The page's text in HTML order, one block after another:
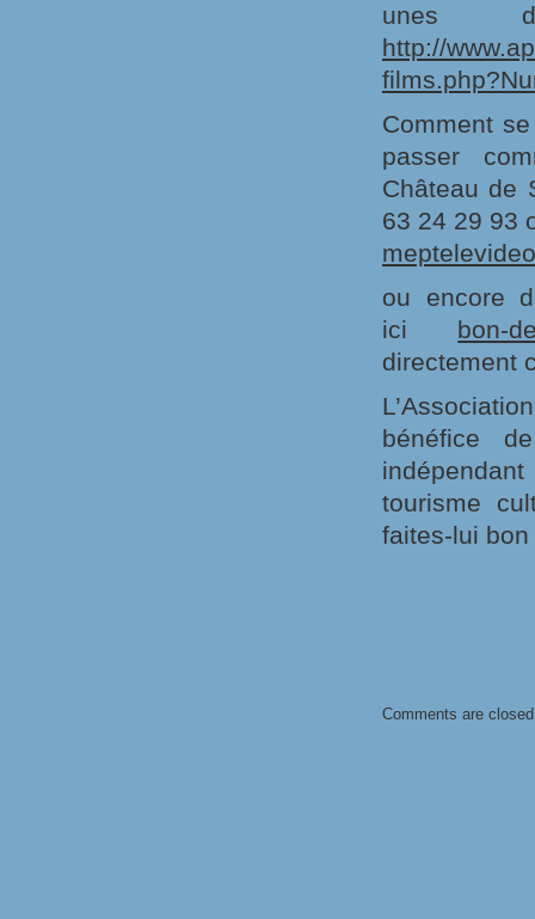
unes
http://
Comment
passer
Château de
63 24 29 93
ou encore
ici bon-
directement
bénéfice
tourisme
faites-lui
Comments are